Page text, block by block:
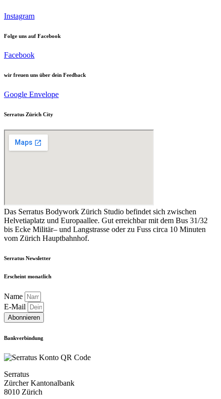
Instagram
Folge uns auf Facebook
Facebook
wir freuen uns über dein Feedback
Google Envelope
Serratus Zürich City
Das Serratus Bodywork Zürich Studio befindet sich zwischen
Helvetiaplatz und Europaallee. Gut erreichbar mit dem Bus 31/32
bis Ecke Militär– und Langstrasse oder zu Fuss circa 10 Minuten
vom Zürich Hauptbahnhof.
Serratus Newsletter
Erscheint monatlich
Name
E-Mail
Abonnieren
Bankverbindung
Serratus
Zürcher Kantonalbank
8010 Zürich